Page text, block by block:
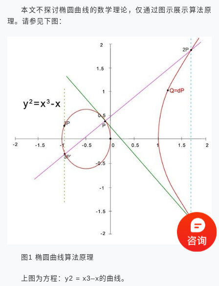
本文不探讨椭圆曲线的数学理论，仅通过图示展示算法原
理。请参见下图：
图1 椭圆曲线算法原理
上图为方程：y2 = x3–x的曲线。